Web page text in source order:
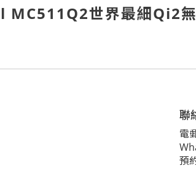
世界最細Qi2無
聯
電
預